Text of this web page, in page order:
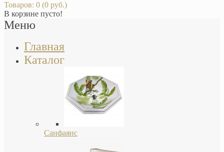
Товаров: 0 (0 руб.)
В корзине пусто!
Меню
Главная
Каталог
Санфаянс